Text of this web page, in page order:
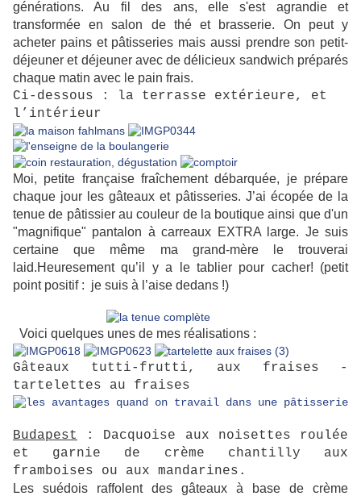
générations. Au fil des ans, elle s'est agrandie et
transformée en salon de thé et brasserie. On peut y
acheter pains et pâtisseries mais aussi prendre son petit-
déjeuner et déjeuner avec de délicieux sandwich préparés
chaque matin avec le pain frais.
Ci-dessous : la terrasse extérieure, et
l’intérieur
Moi, petite française fraîchement débarquée, je prépare
chaque jour les gâteaux et pâtisseries. J’ai écopée de la
tenue de pâtissier au couleur de la boutique ainsi que d'un
"magnifique" pantalon à carreaux EXTRA large. Je suis
certaine que même ma grand-mère le trouverai
laid.Heuresement qu’il y a le tablier pour cacher! (petit
point positif : je suis à l’aise dedans !)
Voici quelques unes de mes réalisations :
Gâteaux tutti-frutti, aux fraises -
tartelettes au fraises
Budapest
: Dacquoise aux noisettes roulée
et garnie de crème chantilly aux
framboises ou aux mandarines.
Les suédois raffolent des gâteaux à base de crème